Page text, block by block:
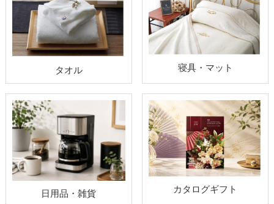
タオル 寝具・マット
日用品・雑貨 カタログギフト